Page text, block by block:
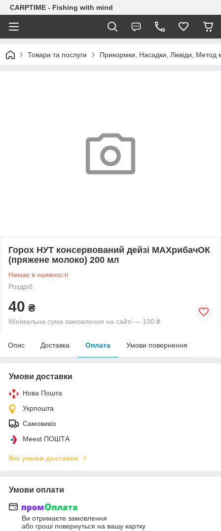
CARPTIME - Fishing with mind
Товари та послуги Прикормки, Насадки, Ліквіди, Метод
Горох НУТ консервований дейзі МАХрибачОК
(пряжене молоко) 200 мл
Немає в наявності
Роздріб
40 ₴
Мінімальна сума замовлення на сайті — 100 ₴
Опис Доставка Оплата Умови повернення
Умови доставки
Нова Пошта
Укрпошта
Самовивіз
Meest ПОШТА
Всі умови доставки
Умови оплати
Ви отримаєте замовлення
або гроші повернуться на вашу картку